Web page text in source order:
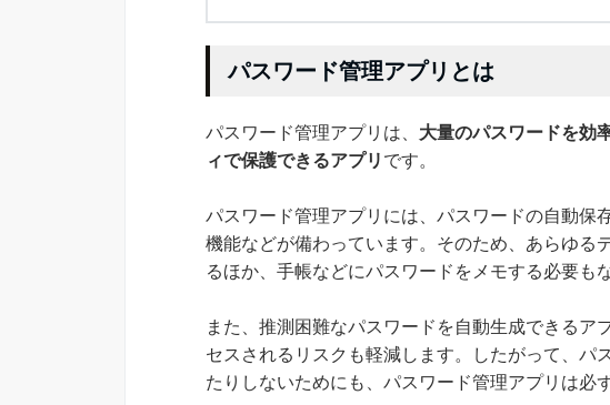
パスワード管理アプリとは
パスワード管理アプリは、 大量のパスワードを効
ィで保護できるアプリ です。
パスワード管理アプリには、パスワードの自動保
機能などが備わっています。そのため、あらゆる
るほか、手帳などにパスワードをメモする必要も
また、推測困難なパスワードを自動生成できるア
セスされるリスクも軽減します。したがって、パ
たりしないためにも、パスワード管理アプリは必